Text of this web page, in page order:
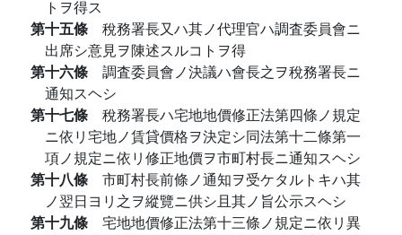
トヲ得ス
第十五條 稅務署長又ハ其ノ代理官ハ調査委員會ニ
出席シ意見ヲ陳述スルコトヲ得
第十六條 調査委員會ノ決議ハ會長之ヲ稅務署長ニ
通知スヘシ
第十七條 稅務署長ハ宅地地價修正法第四條ノ規定
ニ依リ宅地ノ賃貸價格ヲ決定シ同法第十二條第一
項ノ規定ニ依リ修正地價ヲ市町村長ニ通知スヘシ
第十八條 市町村長前條ノ通知ヲ受ケタルトキハ其
ノ翌日ヨリ之ヲ縱覽ニ供シ且其ノ旨公示スヘシ
第十九條 宅地地價修正法第十三條ノ規定ニ依リ異